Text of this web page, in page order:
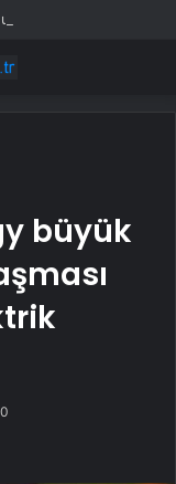
büyük
0